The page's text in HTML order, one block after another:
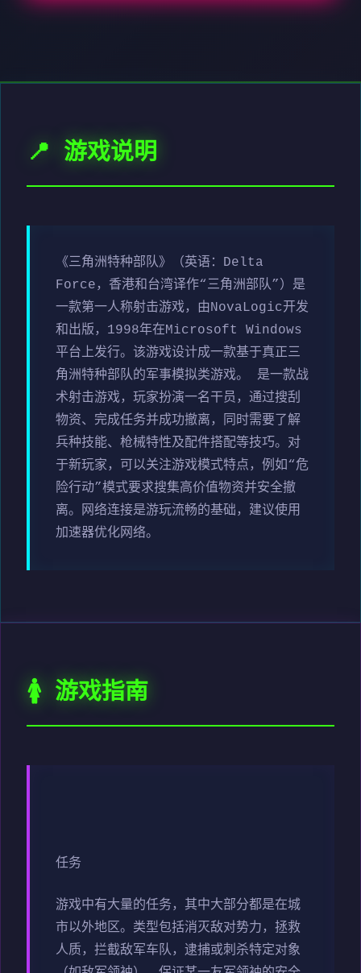
📍 游戏说明
《三角洲特种部队》（英语：Delta
Force，香港和台湾译作“三角洲部队”）是
一款第一人称射击游戏，由NovaLogic开发
和出版，1998年在Microsoft Windows
平台上发行。该游戏设计成一款基于真正三
角洲特种部队的军事模拟类游戏。 是一款战
术射击游戏，玩家扮演一名干员，通过搜刮
物资、完成任务并成功撤离，同时需要了解
兵种技能、枪械特性及配件搭配等技巧。对
于新玩家，可以关注游戏模式特点，例如“危
险行动”模式要求搜集高价值物资并安全撤
离。网络连接是游玩流畅的基础，建议使用
加速器优化网络。
🚺 游戏指南
任务
游戏中有大量的任务，其中大部分都是在城
市以外地区。类型包括消灭敌对势力，拯救
人质，拦截敌军车队，逮捕或刺杀特定对象